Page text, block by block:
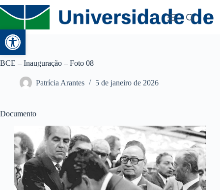
Abrir a barra de ferramentas
BCE – Inauguração – Foto 08
Patrícia Arantes 5 de janeiro de 2026
Documento